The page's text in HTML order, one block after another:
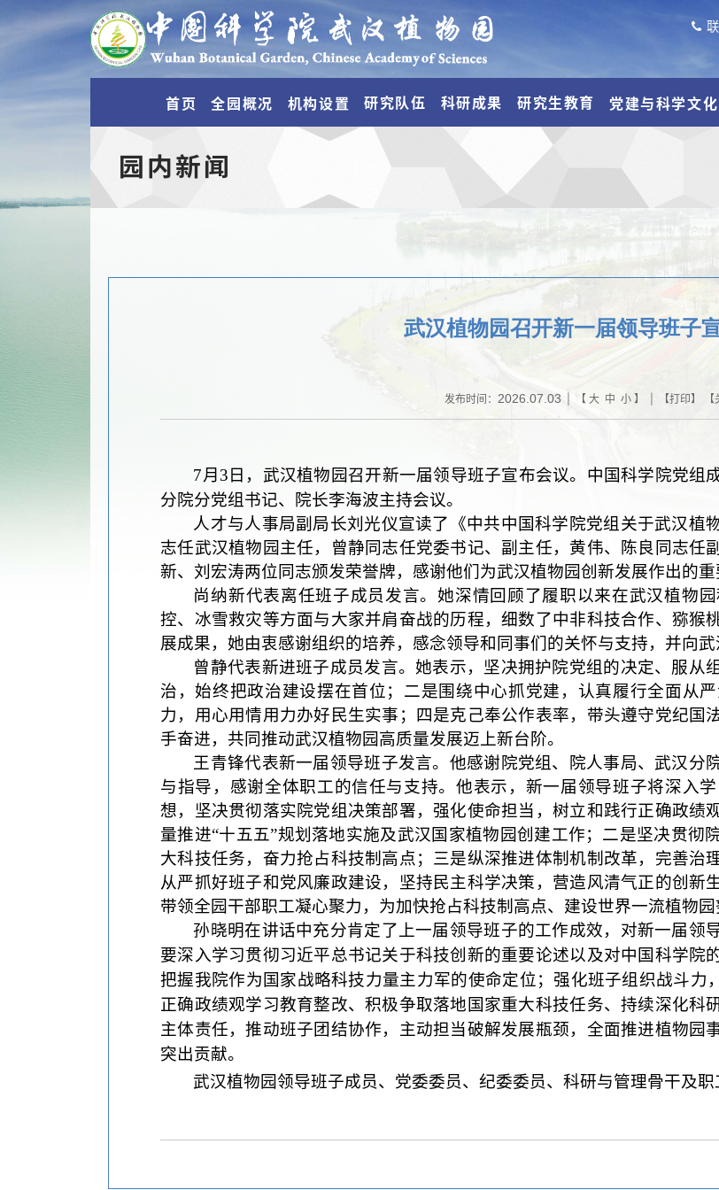
首页 全园概况 机构设置 研究队伍 科研成果 研究生教育 党建与科学文化
园内新闻
武汉植物园召开新一届领导班子
发布时间： 2026.07.03| 【 大 中 小】 | 【打印】 【
7月 3日，武汉植物园召开新一届领导班子宣布会议。中国科学院党组
分院分党组书记、院长李海波主持会议。
人才与人事局副局长刘光仪宣读了《中共中国科学院党组关于武汉植
志任武汉植物园主任，曾静同志任党委书记、副主任，黄伟、陈良同志任
新、刘宏涛两位同志颁发荣誉牌，感谢他们为武汉植物园创新发展作出的重
尚纳新代表离任班子成员发言。她深情回顾了履职以来在武汉植物
控、冰雪救灾等方面与大家并肩奋战的历程，细数了中非科技合作、猕猴
展成果，她由衷感谢组织的培养，感念领导和同事们的关怀与支持，并向武
曾静代表新进班子成员发言。她表示，坚决拥护院党组的决定、服从
治，始终把政治建设摆在首位；二是围绕中心抓党建，认真履行全面从
力，用心用情用力办好民生实事；四是克己奉公作表率，带头遵守党纪国
手奋进，共同推动武汉植物园高质量发展迈上新台阶。
王青锋代表新一届领导班子发言。他感谢院党组、院人事局、武汉分
与指导，感谢全体职工的信任与支持。他表示，新一届领导班子将深入
想，坚决贯彻落实院党组决策部署，强化使命担当，树立和践行正确政绩
量推进“十五五”规划落地实施及武汉国家植物园创建工作；二是坚决贯彻
大科技任务，奋力抢占科技制高点；三是纵深推进体制机制改革，完善治
从严抓好班子和党风廉政建设，坚持民主科学决策，营造风清气正的创新
带领全园干部职工凝心聚力，为加快抢占科技制高点、建设世界一流植物园
孙晓明在讲话中充分肯定了上一届领导班子的工作成效，对新一届领
要深入学习贯彻习近平总书记关于科技创新的重要论述以及对中国科学院
把握我院作为国家战略科技力量主力军的使命定位；强化班子组织战斗力
正确政绩观学习教育整改、积极争取落地国家重大科技任务、持续深化科
主体责任，推动班子团结协作，主动担当破解发展瓶颈， 全面推进植物园
突出贡献。
武汉植物园领导班子成员、党委委员、纪委委员、科研与管理骨干及职